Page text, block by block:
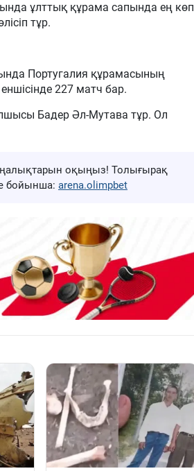
ұлттық құрама сапында ең көп
тұр.
Португалия құрамасының
227 матч бар.
Бадер Әл-Мутава тұр. Ол
оқыңыз! Толығырақ
бойынша: arena.olimpbet